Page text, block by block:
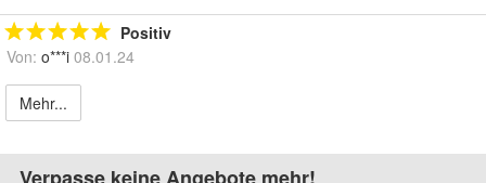
Positiv
Von: o***i 08.01.24
Mehr...
Verpasse keine Angebote mehr!